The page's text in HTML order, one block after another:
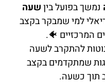
נמשך בפועל ביןשעה
למי שמבקר בקצב
המרכזיים 🐠.
להתקרב לשעה
שמתקדמים בקצב
תוך כשעה.